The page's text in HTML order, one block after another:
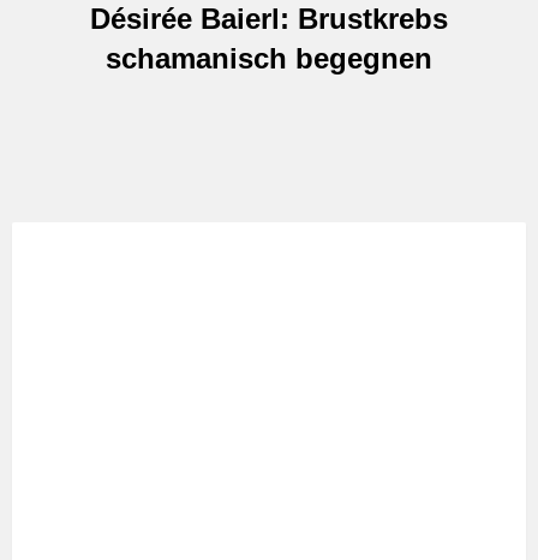
Désirée Baierl: Brustkrebs
schamanisch begegnen